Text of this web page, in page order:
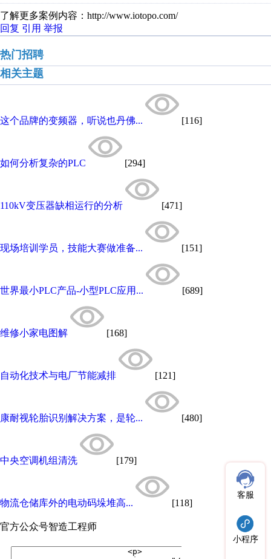
了解更多案例内容：http://www.iotopo.com/
回复 引用 举报
热门招聘
相关主题
这个品牌的变频器，听说也丹佛... [116]
如何分析复杂的PLC [294]
110kV变压器缺相运行的分析 [471]
现场培训学员，技能大赛做准备... [151]
世界最小PLC产品-小型PLC应用... [689]
维修小家电图解 [168]
自动化技术与电厂节能减排 [121]
康耐视轮胎识别解决方案，是轮... [480]
中央空调机组清洗 [179]
物流仓储库外的电动码垛堆高... [118]
官方公众号智造工程师
客服
小程序